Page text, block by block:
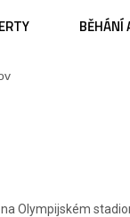
BĚHÁNÍ
Olympijském